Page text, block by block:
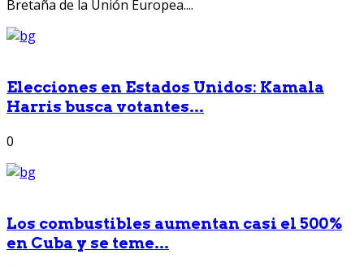
Bretaña de la Unión Europea....
Elecciones en Estados Unidos: Kamala
Harris busca votantes...
0
Los combustibles aumentan casi el 500%
en Cuba y se teme...